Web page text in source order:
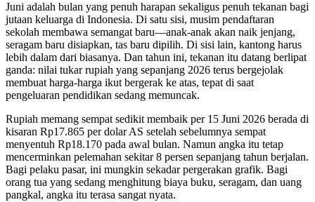
Juni adalah bulan yang penuh harapan sekaligus penuh tekanan bagi
jutaan keluarga di Indonesia. Di satu sisi, musim pendaftaran
sekolah membawa semangat baru—anak-anak akan naik jenjang,
seragam baru disiapkan, tas baru dipilih. Di sisi lain, kantong harus
lebih dalam dari biasanya. Dan tahun ini, tekanan itu datang berlipat
ganda: nilai tukar rupiah yang sepanjang 2026 terus bergejolak
membuat harga-harga ikut bergerak ke atas, tepat di saat
pengeluaran pendidikan sedang memuncak.
Rupiah memang sempat sedikit membaik per 15 Juni 2026 berada di
kisaran Rp17.865 per dolar AS setelah sebelumnya sempat
menyentuh Rp18.170 pada awal bulan. Namun angka itu tetap
mencerminkan pelemahan sekitar 8 persen sepanjang tahun berjalan.
Bagi pelaku pasar, ini mungkin sekadar pergerakan grafik. Bagi
orang tua yang sedang menghitung biaya buku, seragam, dan uang
pangkal, angka itu terasa sangat nyata.